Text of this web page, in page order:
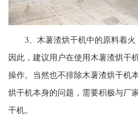
3、木薯渣烘干机中的原料着火
因此，建议用户在使用木薯渣烘干
操作。当然也不排除木薯渣烘干机
烘干机本身的问题，需要积极与厂
干机。